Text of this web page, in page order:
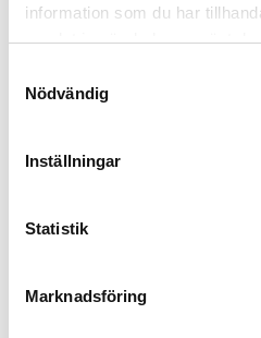
information som du har
samlat in när du har använt
Nödvändig
Inställningar
Statistik
Marknadsföring
bordslampa RCS plast